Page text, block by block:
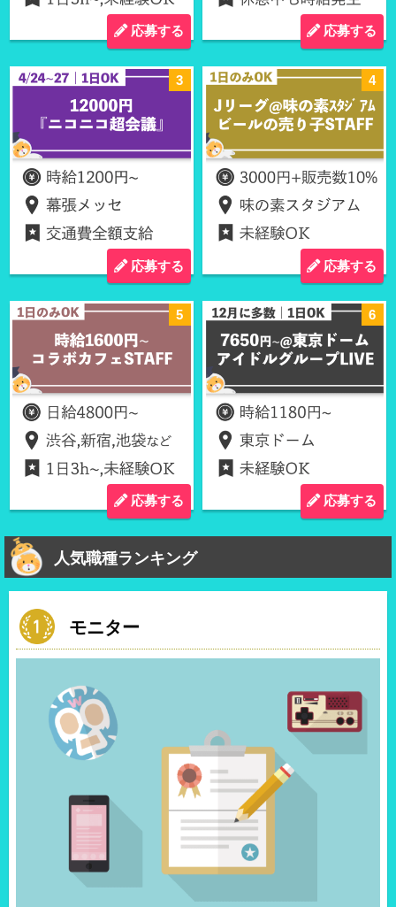
応募する 応募する
応募する 応募する
応募する 応募する
人気職種ランキング
モニター